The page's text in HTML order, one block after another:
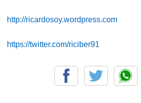
http://ricardosoy.wordpress.com
https://twitter.com/riciber91